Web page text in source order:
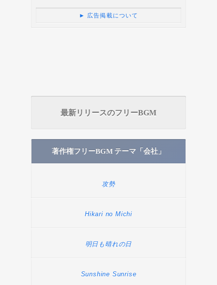
► 広告掲載について
最新リリースのフリーBGM
著作権フリーBGM テーマ「会社」
攻勢
Hikari no Michi
明日も晴れの日
Sunshine Sunrise